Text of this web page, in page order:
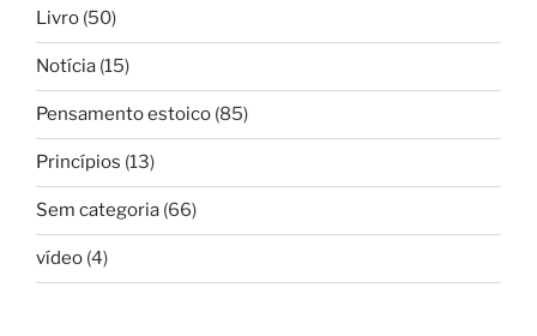
Livro (50)
Notícia (15)
Pensamento estoico (85)
Princípios (13)
Sem categoria (66)
vídeo (4)